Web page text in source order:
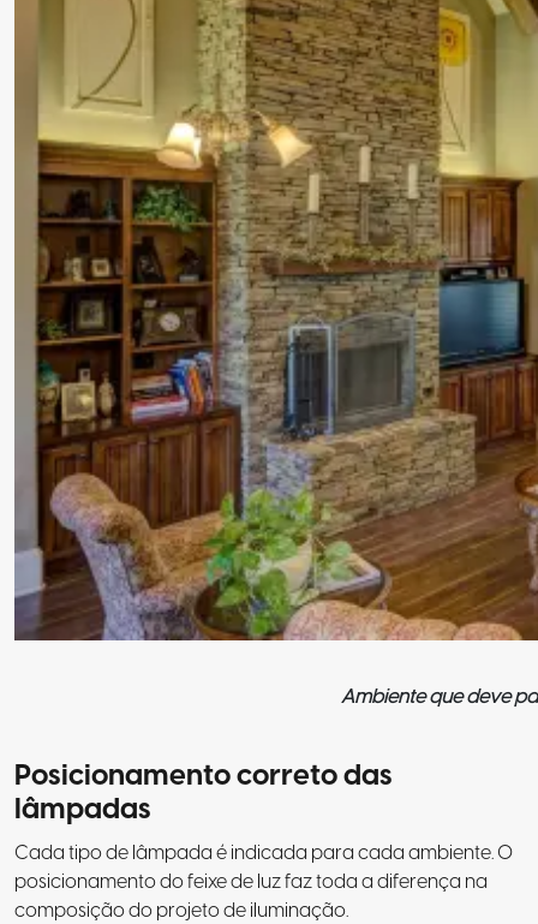
Ambiente que deve
Posicionamento correto das
lâmpadas
Cada tipo de lâmpada é indicada para cada ambiente. O
posicionamento do feixe de luz faz toda a diferença na
composição do projeto de iluminação.